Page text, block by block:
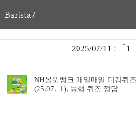
Barista7
2025/07/11 : 「1」
NH올원뱅크 매일매일 디깅퀴즈
(25.07.11), 농협 퀴즈 정답